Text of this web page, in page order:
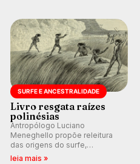
km/h em Itanhaém.
SURFE E ANCESTRALIDADE
Livro resgata raízes
polinésias
Antropólogo Luciano
Meneghello propõe releitura
das origens do surfe,
resgatando a cultura polinésia
leia mais »